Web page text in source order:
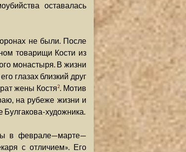
оставалась
не были. После
товарищи Кости из
монастыря. В жизни
глазах близкий друг
жены Костя2. Мотив
на рубеже жизни и
Булгакова-художника.
в феврале—марте—
с отличием». Его